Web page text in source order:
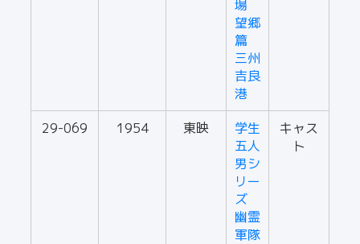
場
望郷
篇
三州
吉良
港
29-069
1954 東映
学生
五人
男シ
リー
ズ
幽霊
軍隊
キャス
ト